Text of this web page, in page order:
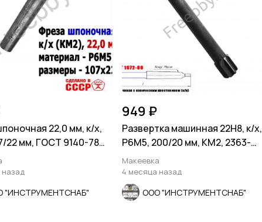
22,0 мм, к/х,
22 мм, ГОСТ 9140-78
"ИНСТРУМЕНТСНАБ"
949 ₽
Развертка машинная 22Н8, к/х,
Р6М5, 200/20 мм, КМ2, 2363-
0385, СССР.
Макеевка
4 месяца назад
ООО "ИНСТРУМЕНТСНАБ"